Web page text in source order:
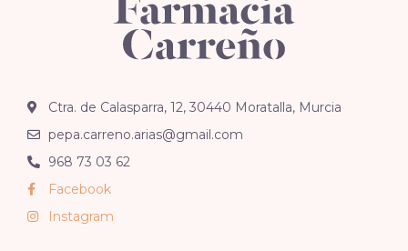
Ctra. de Calasparra, 12, 30440 Moratalla, Murcia
pepa.carreno.arias@gmail.com
968 73 03 62
Facebook
Instagram